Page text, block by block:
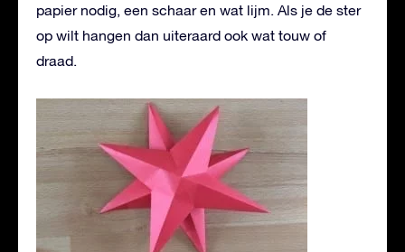
papier nodig, een schaar en wat lijm. Als je de ster
op wilt hangen dan uiteraard ook wat touw of
draad.